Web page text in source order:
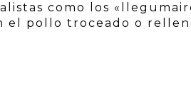
como los
el pollo troceado o